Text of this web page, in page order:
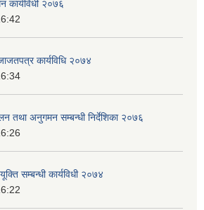
कार्यविधी २०७६
कार्यविधि २०७४
तथा अनुगमन सम्बन्धी निर्देशिका २०७६
सम्बन्धी कार्यविधी २०७४